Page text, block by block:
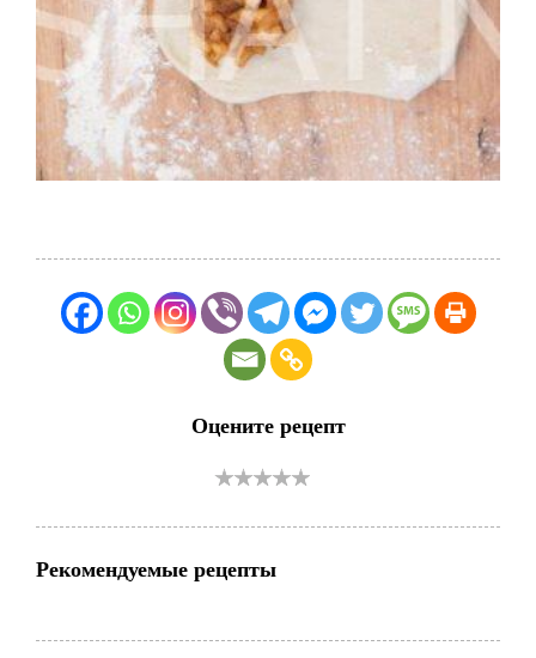
Оцените рецепт
Рекомендуемые рецепты